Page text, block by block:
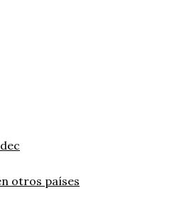
otros países